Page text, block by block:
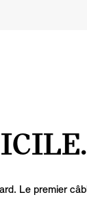
Le premier